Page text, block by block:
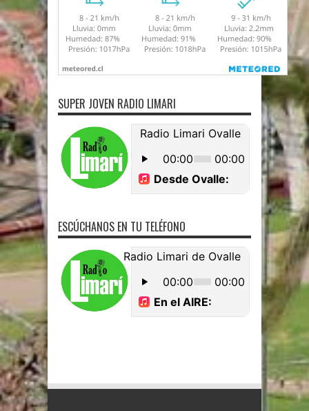
SUPER JOVEN RADIO LIMARI
ESCÚCHANOS EN TU TELÉFONO